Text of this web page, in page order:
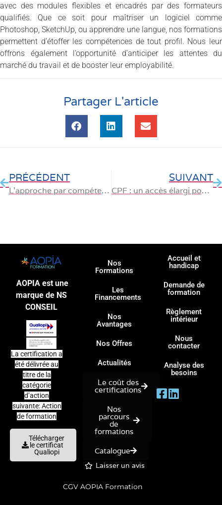
avec des modules flexibles et encadrés par des formateurs
qualifiés. Que ce soit pour maîtriser un logiciel comme
Photoshop, SketchUp, ou apprendre une langue, nos formations
permettent d’étoffer les compétences de tout profil. Nous leur
offrons également l’opportunité d’anticiper les attentes du
marché du travail et de booster leur employabilité.
Partager L'article
PRÉCÉDENT
L’approche par compétences : une voie inclusive pour valoriser tous les profils
SUIVANT
CPF : un accès élargi pour les ressortissants et les Français de l’étranger
AOPIA est une
marque de NS
CONSEIL
La certification a
été délivrée au
titre de la
catégorie
d’action
suivante: Action
de formation
Télécharger
le certificat
Qualiopi
Nos
Formations
Les
Financements
Nos
Avantages
Nos Offres
Actualités
Le coût des
certifications
Nos
parcours
de
formations
Catalogue
Laisser un avis
Accueil et
handicap
Demande de
formation
Règlement
intérieur
Nous
contacter
Analyse des
besoins
CGV AOPIA Formation